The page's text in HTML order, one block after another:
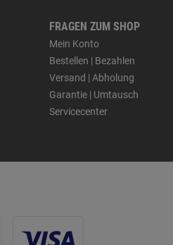
FRAGEN ZUM SHOP
Mein Konto
Bestellen | Bezahlen
Versand | Abholung
Garantie | Umtausch
Servicecenter